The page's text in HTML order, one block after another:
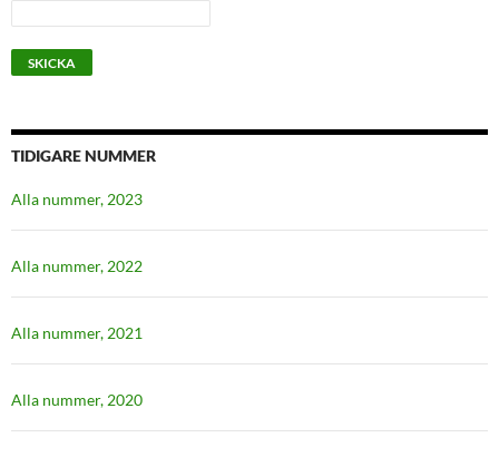
TIDIGARE NUMMER
Alla nummer, 2023
Alla nummer, 2022
Alla nummer, 2021
Alla nummer, 2020